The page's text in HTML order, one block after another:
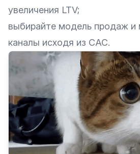
увеличения LTV;
выбирайте модель продаж и
каналы исходя из CAC.